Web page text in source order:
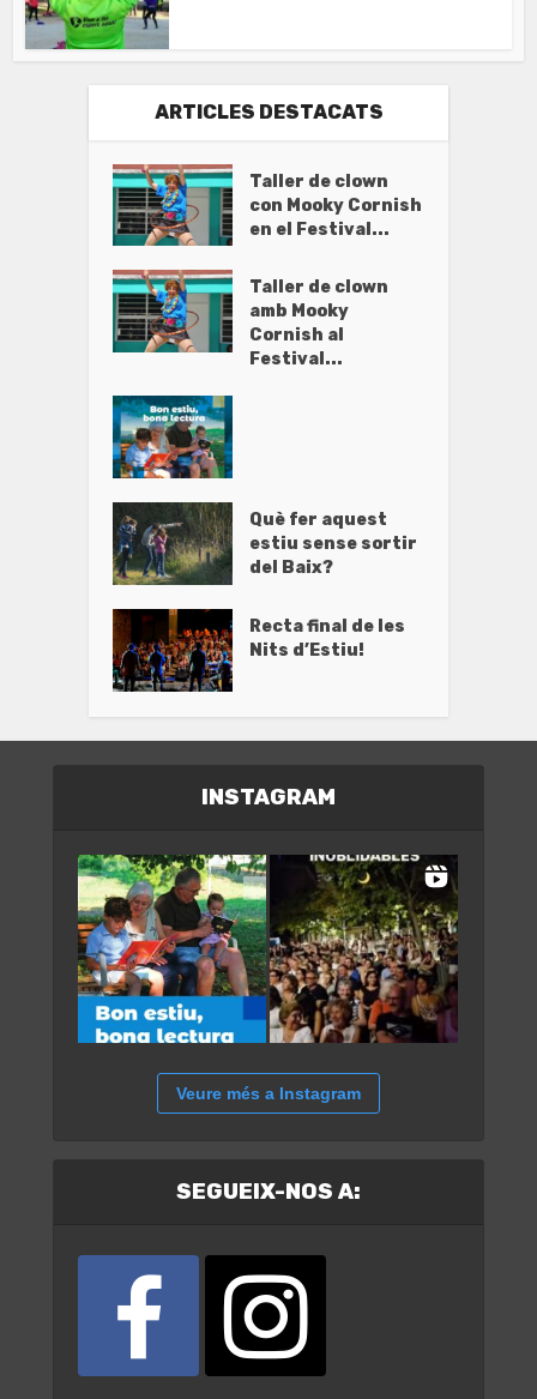
ARTICLES DESTACATS
Taller de clown
con Mooky Cornish
en el Festival...
Taller de clown
amb Mooky
Cornish al
Festival...
Què fer aquest
estiu sense sortir
del Baix?
Recta final de les
Nits d’Estiu!
INSTAGRAM
Veure més a Instagram
SEGUEIX-NOS A: